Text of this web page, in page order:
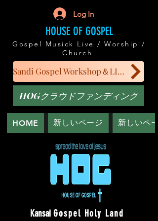
Log In
HOUSE OF GOSPEL
Gospel Musick Live / Worship /
Church
Sandi Gospel Workshop＆LIVE
HOGクラウドファンディング
HOME 新しいページ 新しいペー
KansaiGospel Holy Land